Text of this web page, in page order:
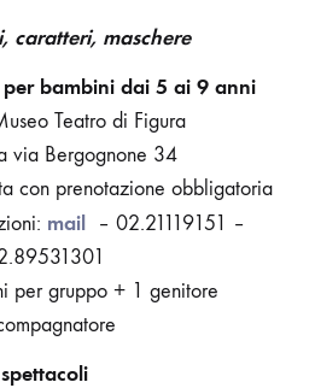
caratteri, maschere
bambini dai 5 ai 9 anni
Teatro di Figura
via Bergognone 34
con prenotazione obbligatoria
mail– 02.21119151 –
per gruppo + 1 genitore
spettacoli